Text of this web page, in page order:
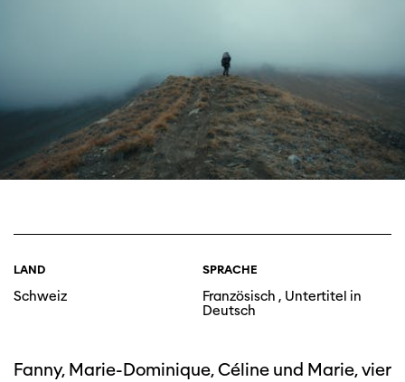
LAND
Schweiz
SPRACHE
Französisch , Untertitel in
Deutsch
Fanny, Marie-Dominique, Céline und Marie, vier